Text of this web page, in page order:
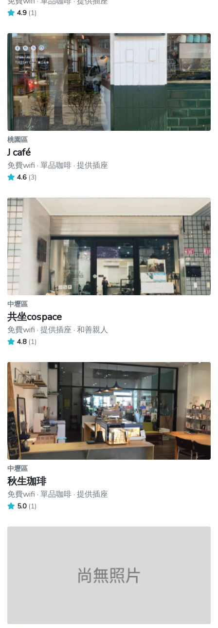
4.9 (1)
桃園區
J café
免費wifi · 單品咖啡 · 提供插座
4.6 (3)
中壢區
共坐cospace
免費wifi · 提供插座 · 和善親人
4.8 (1)
中壢區
秋生珈琲
免費wifi · 單品咖啡 · 提供插座
5.0 (1)